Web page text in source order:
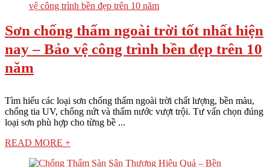
Sơn chống thấm ngoài trời tốt nhất hiện
nay – Bảo vệ công trình bền đẹp trên 10
năm
Tìm hiểu các loại sơn chống thấm ngoài trời chất lượng, bền màu,
chống tia UV, chống nứt và thấm nước vượt trội. Tư vấn chọn đúng
loại sơn phù hợp cho từng bề ...
READ MORE +